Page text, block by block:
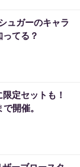
ュガーのキャラ
てる？
定セットも！
開催。